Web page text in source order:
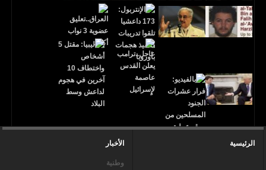
الرئيسية الأخبار
وطنية